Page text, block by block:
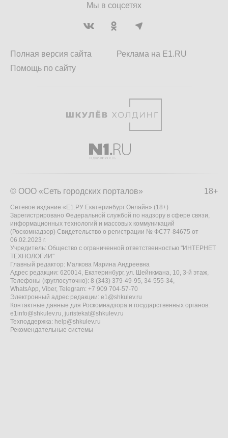
Мы в соцсетях
Полная версия сайта
Помощь по сайту
Реклама на E1.RU
18+
© ООО «Сеть городских порталов»
Сетевое издание «Е1.РУ Екатеринбург Онлайн» (18+)
Зарегистрировано Федеральной службой по надзору в сфере связи,
информационных технологий и массовых коммуникаций
(Роскомнадзор) Свидетельство о регистрации № ФС77-84675 от
06.02.2023 г.
Учредитель: Общество с ограниченной ответственностью "ИНТЕРНЕТ
ТЕХНОЛОГИИ"
Главный редактор: Малкова Марина Андреевна
Адрес редакции: 620014, Екатеринбург, ул. Шейнкмана, 10, 3-й этаж,
Телефоны (круглосуточно): 8 (343) 379-49-95, 34-555-34,
WhatsApp, Viber, Telegram: +7 909 704-57-70
Электронный адрес редакции: e1@shkulev.ru
Контактные данные для Роскомнадзора и государственных органов:
e1info@shkulev.ru, juristekat@shkulev.ru
Техподдержка: help@shkulev.ru
Рекомендательные системы